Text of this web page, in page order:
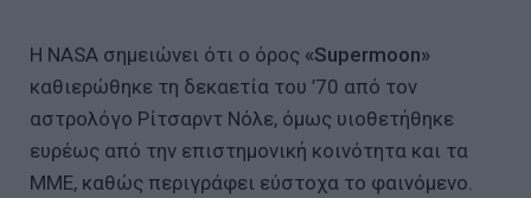
Η NASA σημειώνει ότι ο όρος «Supermoon»
καθιερώθηκε τη δεκαετία του ’70 από τον
αστρολόγο Ρίτσαρντ Νόλε, όμως υιοθετήθηκε
ευρέως από την επιστημονική κοινότητα και τα
ΜΜΕ, καθώς περιγράφει εύστοχα το φαινόμενο.